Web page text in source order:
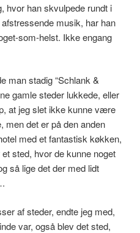
hvor han skvulpede rundt i
musik, har han
som-helst. Ikke engang
man stadig “Schlank &
gamle steder lukkede, eller
at jeg slet ikke kunne være
men det er på den anden
med et fantastisk køkken,
sted, hvor de kunne noget
så lige det der med lidt
af steder, endte jeg med,
var, også blev det sted,